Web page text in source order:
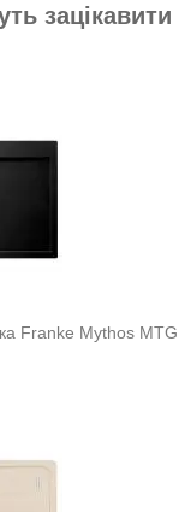
зацікавити
Franke Mythos MTG..